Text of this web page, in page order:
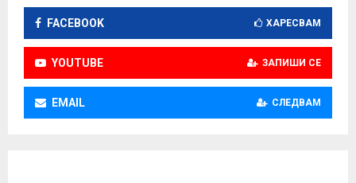
FACEBOOK ХАРЕСВАМ
YOUTUBE ЗАПИШИ СЕ
EMAIL СЛЕДВАМ